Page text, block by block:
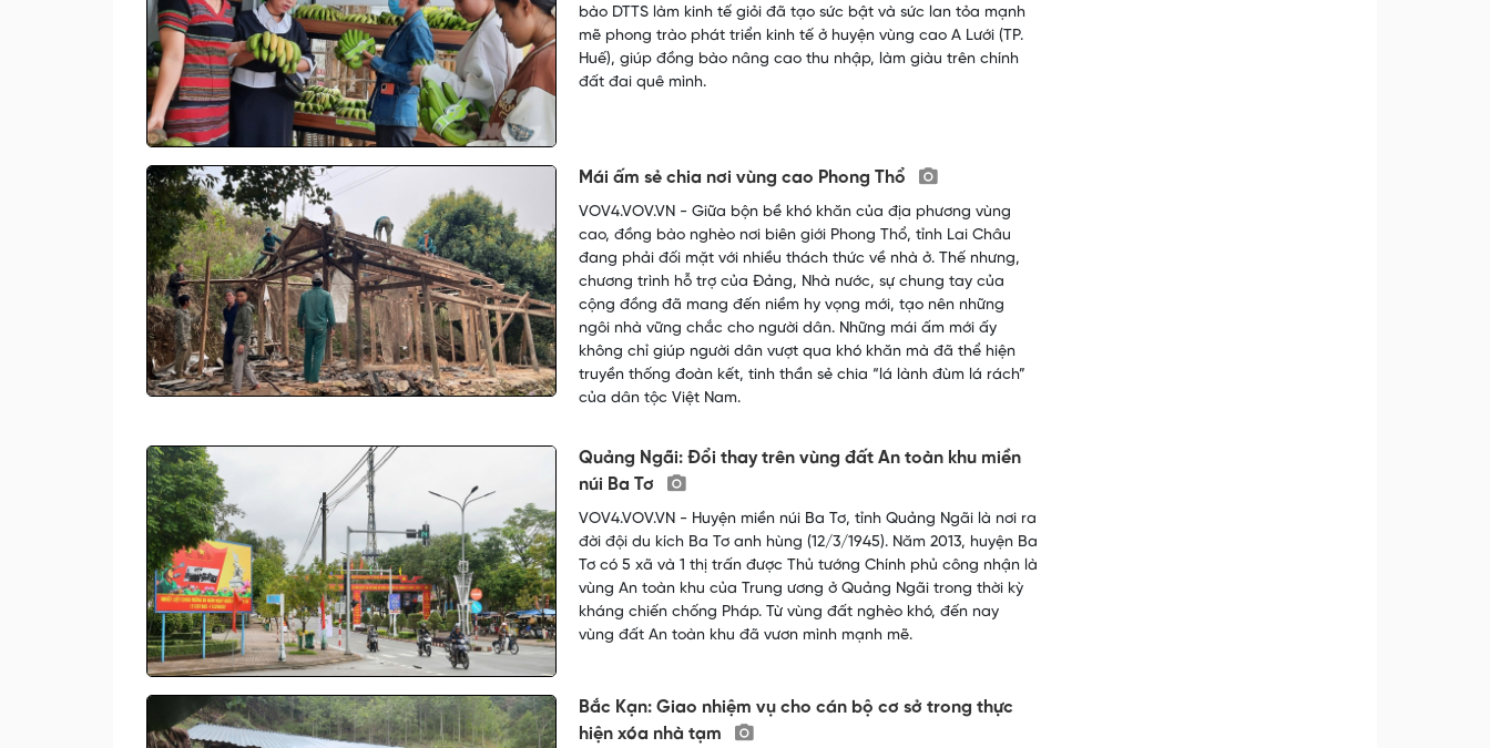
bào DTTS làm kinh tế giỏi đã tạo sức bật và sức lan tỏa mạnh
mẽ phong trào phát triển kinh tế ở huyện vùng cao A Lưới (TP.
Huế), giúp đồng bào nâng cao thu nhập, làm giàu trên chính
đất đai quê mình.
Mái ấm sẻ chia nơi vùng cao Phong Thổ
VOV4.VOV.VN - Giữa bộn bề khó khăn của địa phương vùng
cao, đồng bào nghèo nơi biên giới Phong Thổ, tỉnh Lai Châu
đang phải đối mặt với nhiều thách thức về nhà ở. Thế nhưng,
chương trình hỗ trợ của Đảng, Nhà nước, sự chung tay của
cộng đồng đã mang đến niềm hy vọng mới, tạo nên những
ngôi nhà vững chắc cho người dân. Những mái ấm mới ấy
không chỉ giúp người dân vượt qua khó khăn mà đã thể hiện
truyền thống đoàn kết, tinh thần sẻ chia “lá lành đùm lá rách”
của dân tộc Việt Nam.
Quảng Ngãi: Đổi thay trên vùng đất An toàn khu miền
núi Ba Tơ
VOV4.VOV.VN - Huyện miền núi Ba Tơ, tỉnh Quảng Ngãi là nơi ra
đời đội du kích Ba Tơ anh hùng (12/3/1945). Năm 2013, huyện Ba
Tơ có 5 xã và 1 thị trấn được Thủ tướng Chính phủ công nhận là
vùng An toàn khu của Trung ương ở Quảng Ngãi trong thời kỳ
kháng chiến chống Pháp. Từ vùng đất nghèo khó, đến nay
vùng đất An toàn khu đã vươn mình mạnh mẽ.
Bắc Kạn: Giao nhiệm vụ cho cán bộ cơ sở trong thực
hiện xóa nhà tạm